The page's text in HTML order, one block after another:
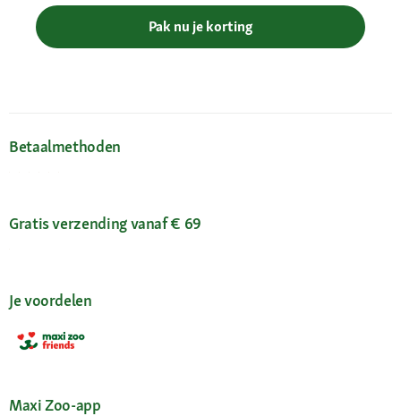
Pak nu je korting
Betaalmethoden
Gratis verzending vanaf € 69
Je voordelen
Maxi Zoo-app